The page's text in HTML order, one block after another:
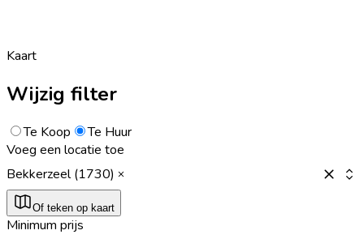
Kaart
Wijzig filter
Te Koop
Te Huur
Voeg een locatie toe
Bekkerzeel (1730)
Of teken op kaart
Minimum prijs